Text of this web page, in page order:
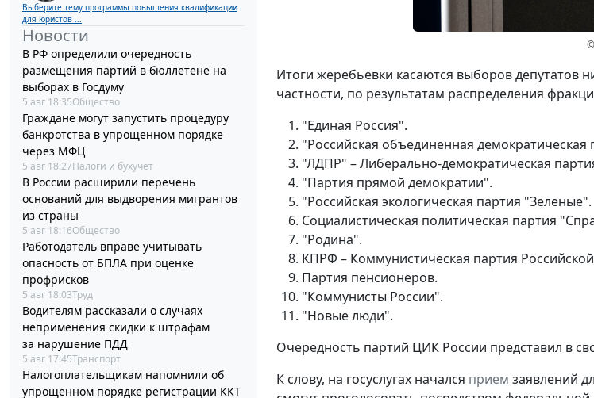
Выберите тему программы повышения квалификации
для юристов ...
Новости
В РФ определили очередность
размещения партий в бюллетене на
выборах в Госдуму
5 авг 18:35Общество
Граждане могут запустить процедуру
банкротства в упрощенном порядке
через МФЦ
5 авг 18:27Налоги и бухучет
В России расширили перечень
оснований для выдворения мигрантов
из страны
5 авг 18:16Общество
Работодатель вправе учитывать
опасность от БПЛА при оценке
профрисков
5 авг 18:03Труд
Водителям рассказали о случаях
неприменения скидки к штрафам
за нарушение ПДД
5 авг 17:45Транспорт
Налогоплательщикам напомнили об
упрощенном порядке регистрации ККТ
Итоги жеребьевки касаются выборов депутатов
частности, по результатам распределения
"Единая Россия".
"Российская объединенная демократическая
"ЛДПР" – Либерально-демократическая
"Партия прямой демократии".
"Российская экологическая партия "Зеленые".
Социалистическая политическая партия
"Родина".
КПРФ – Коммунистическая партия
Партия пенсионеров.
"Коммунисты России".
"Новые люди".
Очередность партий ЦИК России представил в
К слову, на госуслугах начался прием заявлений